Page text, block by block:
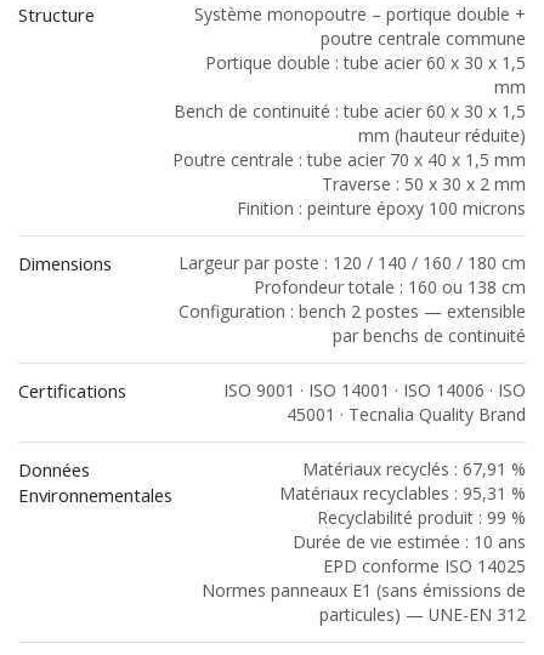
Structure
Système monopoutre – portique double +
poutre centrale commune
Portique double : tube acier 60 x 30 x 1,5
mm
Bench de continuité : tube acier 60 x 30 x 1,5
mm (hauteur réduite)
Poutre centrale : tube acier 70 x 40 x 1,5 mm
Traverse : 50 x 30 x 2 mm
Finition : peinture époxy 100 microns
Dimensions
Largeur par poste : 120 / 140 / 160 / 180 cm
Profondeur totale : 160 ou 138 cm
Configuration : bench 2 postes — extensible
par benchs de continuité
Certifications
ISO 9001 · ISO 14001 · ISO 14006 · ISO
45001 · Tecnalia Quality Brand
Données
Environnementales
Matériaux recyclés : 67,91 %
Matériaux recyclables : 95,31 %
Recyclabilité produit : 99 %
Durée de vie estimée : 10 ans
EPD conforme ISO 14025
Normes panneaux E1 (sans émissions de
particules) — UNE-EN 312